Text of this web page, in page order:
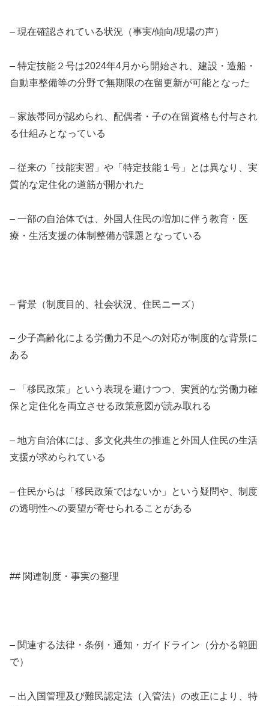
– 現在確認されている状況（事実/傾向/現場の声）
– 特定技能２号は2024年4月から開始され、建設・造船・
自動車整備等の分野で無期限の在留更新が可能となった
– 家族帯同が認められ、配偶者・子の在留資格も付与され
る仕組みとなっている
– 従来の「技能実習」や「特定技能１号」とは異なり、実
質的な定住化の道筋が開かれた
– 一部の自治体では、外国人住民の増加に伴う教育・医
療・生活支援の体制整備が課題となっている
– 背景（制度目的、社会状況、住民ニーズ）
– 少子高齢化による労働力不足への対応が制度的な背景に
ある
– 「移民政策」という表現を避けつつ、実質的な労働力確
保と定住化を両立させる政策意図が読み取れる
– 地方自治体には、多文化共生の推進と外国人住民の生活
支援が求められている
– 住民からは「移民政策ではないか」という疑問や、制度
の透明性への要望が寄せられることがある
## 関連制度・事実の整理
– 関連する法律・条例・通知・ガイドライン（分かる範囲
で）
– 出入国管理及び難民認定法（入管法）の改正により、特